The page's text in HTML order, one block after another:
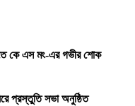
কে এস মং-এর গভীর শোক
প্রস্তুতি সভা অনুষ্ঠিত